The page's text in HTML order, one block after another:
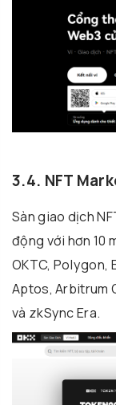
3.4. NFT
Sàn giao dịch
động với hơn 10
OKTC, Polygon,
Aptos, Arbitrum
và zkSync Era.